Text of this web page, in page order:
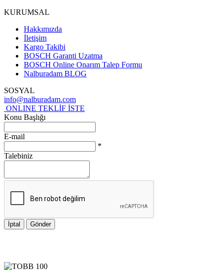
KURUMSAL
Hakkımızda
İletişim
Kargo Takibi
BOSCH Garanti Uzatma
BOSCH Online Onarım Talep Formu
Nalburadam BLOG
SOSYAL
info@nalburadam.com
ONLINE TEKLİF İSTE
Konu Başlığı
E-mail
*
Talebiniz
İptal Gönder